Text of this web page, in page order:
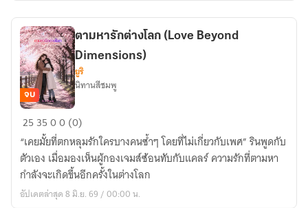
Love
You)
ตาม
รัก
ต่าง
โลก
(Love
จบ
ตามหารักต่างโลก (Love Beyond
Dimensions)
ยูริ
นิทานสีชมพู
25 3500 (0)
“เคยมั้ยที่ตกหลุมรักใครบางคนซ้ำๆ โดยที่ไม่เกี่ยวกับเพศ” รินพูดกับ
ตัวเอง เมื่อมองเห็นผู้กองเจมส์ซ้อนทับกับแคลร์ ความรักที่ตามหา
กำลังจะเกิดขึ้นอีกครั้งในต่างโลก
อัปเดตล่าสุด 8 มิ.ย. 69 / 00:00 น.